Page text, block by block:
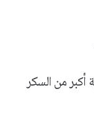
أكبر من السكر